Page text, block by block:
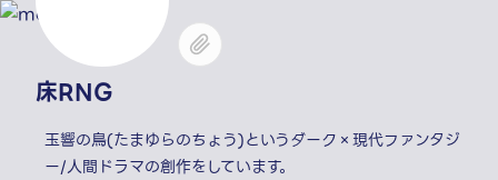
床RNG
玉響の鳥(たまゆらのちょう)というダーク×現代ファンタジ
ー/人間ドラマの創作をしています。